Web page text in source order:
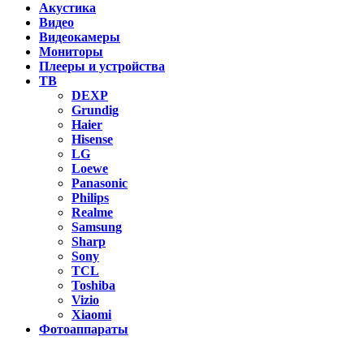
Акустика
Видео
Видеокамеры
Мониторы
Плееры и устройства
ТВ
DEXP
Grundig
Haier
Hisense
LG
Loewe
Panasonic
Philips
Realme
Samsung
Sharp
Sony
TCL
Toshiba
Vizio
Xiaomi
Фотоаппараты